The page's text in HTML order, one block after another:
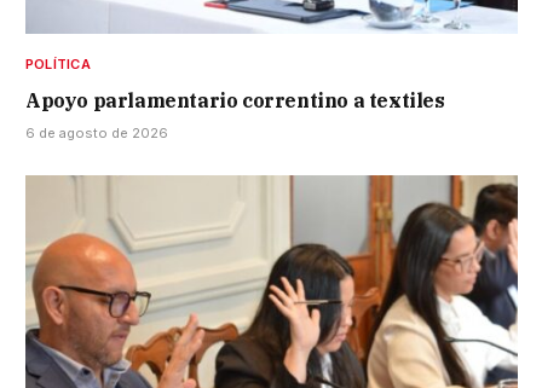
POLÍTICA
Apoyo parlamentario correntino a textiles
6 de agosto de 2026